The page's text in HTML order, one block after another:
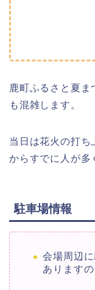
鹿町ふるさと夏ま
も混雑します。
当日は花火の打ち
からすでに人が多
駐車場情報
会場周辺
あります